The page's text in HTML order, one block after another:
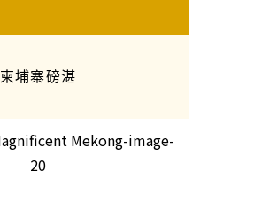
柬埔寨磅湛